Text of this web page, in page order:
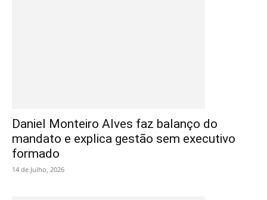
Daniel Monteiro Alves faz balanço do
mandato e explica gestão sem executivo
formado
14 de Julho, 2026